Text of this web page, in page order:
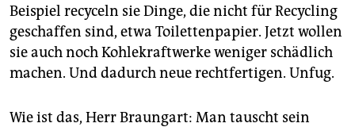
Beispiel recyceln sie Dinge, die nicht für Recycling
geschaffen sind, etwa Toilettenpapier. Jetzt wollen
sie auch noch Kohlekraftwerke weniger schädlich
machen. Und dadurch neue rechtfertigen. Unfug.
Wie ist das, Herr Braungart: Man tauscht sein